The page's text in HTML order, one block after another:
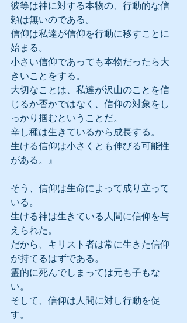
彼等は神に対する本物の、行動的な信
頼は無いのである。
信仰は私達が信仰を行動に移すことに
始まる。
小さい信仰であっても本物だったら大
きいことをする。
大切なことは、私達が沢山のことを信
じるか否かではなく、信仰の対象をし
っかり掴むということだ。
辛し種は生きているから成長する。
生ける信仰は小さくとも伸びる可能性
がある。』
そう、信仰は生命によって成り立って
いる。
生ける神は生きている人間に信仰を与
えられた。
だから、キリスト者は常に生きた信仰
が持てるはずである。
霊的に死んでしまっては元も子もな
い。
そして、信仰は人間に対し行動を促
す。